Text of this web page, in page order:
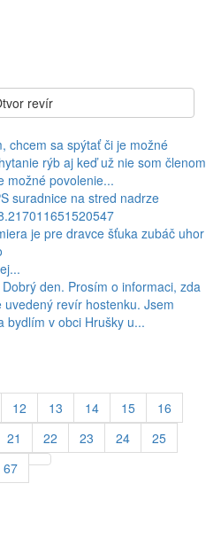
revír
chcem sa spýtať či je možné
rýb aj keď už nie som členom
možné povolenie...
suradnice na stred nadrze
je pre dravce šťuka zubáč uhor
Dobrý den. Prosím o informaci, zda
revír hostenku. Jsem
bydlím v obci Hrušky u...
12 13 14 15
16
21 22 23 24
25
67